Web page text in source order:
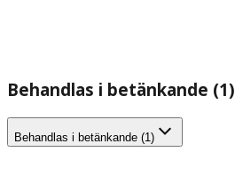
Behandlas i betänkande (1)
Behandlas i betänkande (1)